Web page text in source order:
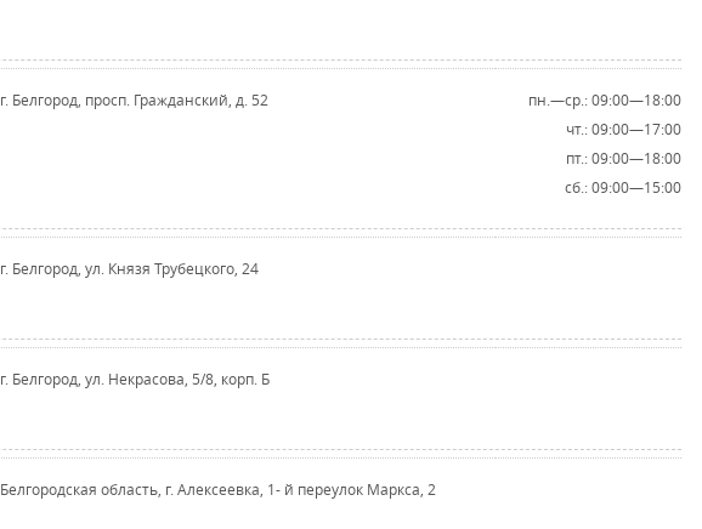
г. Белгород, просп. Гражданский, д. 52
пн.—ср.: 09:00—18:00
чт.: 09:00—17:00
пт.: 09:00—18:00
сб.: 09:00—15:00
г. Белгород, ул. Князя Трубецкого, 24
г. Белгород, ул. Некрасова, 5/8, корп. Б
Белгородская область, г. Алексеевка, 1- й переулок Маркса, 2